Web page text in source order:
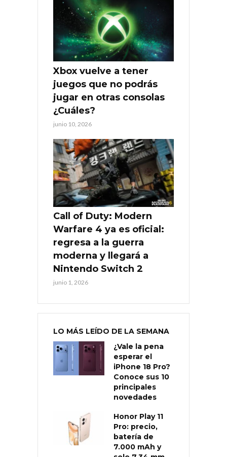
Xbox vuelve a tener
juegos que no podrás
jugar en otras consolas
¿Cuáles?
junio 10, 2026
Call of Duty: Modern
Warfare 4 ya es oficial:
regresa a la guerra
moderna y llegará a
Nintendo Switch 2
junio 1, 2026
LO MÁS LEÍDO DE LA SEMANA
¿Vale la pena
esperar el
iPhone 18 Pro?
Conoce sus 10
principales
novedades
Honor Play 11
Pro: precio,
batería de
7.000 mAh y